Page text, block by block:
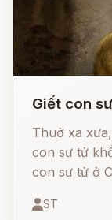
Giết con
Thuở xa
con sư tử
con sư tử ở
nó là
ST